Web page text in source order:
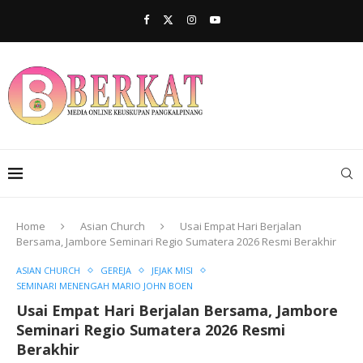
Home Asian Church
Usai Empat Hari Berjalan
Bersama, Jambore Seminari Regio Sumatera 2026 Resmi Berakhir
ASIAN CHURCH GEREJA
JEJAK MISI
SEMINARI MENENGAH MARIO JOHN BOEN
Usai Empat Hari Berjalan Bersama, Jambore
Seminari Regio Sumatera 2026 Resmi
Berakhir